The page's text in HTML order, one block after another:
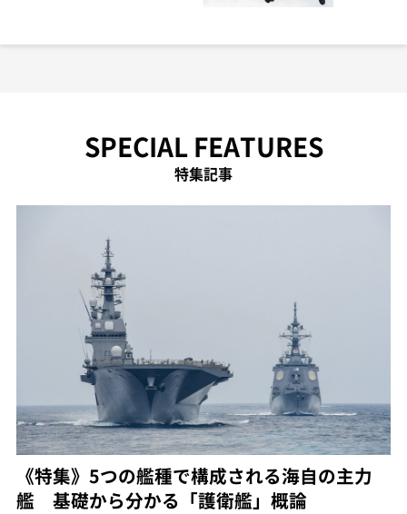
SPECIAL FEATURES
特集記事
《特集》5つの艦種で構成される海自の主力
艦 基礎から分かる「護衛艦」概論